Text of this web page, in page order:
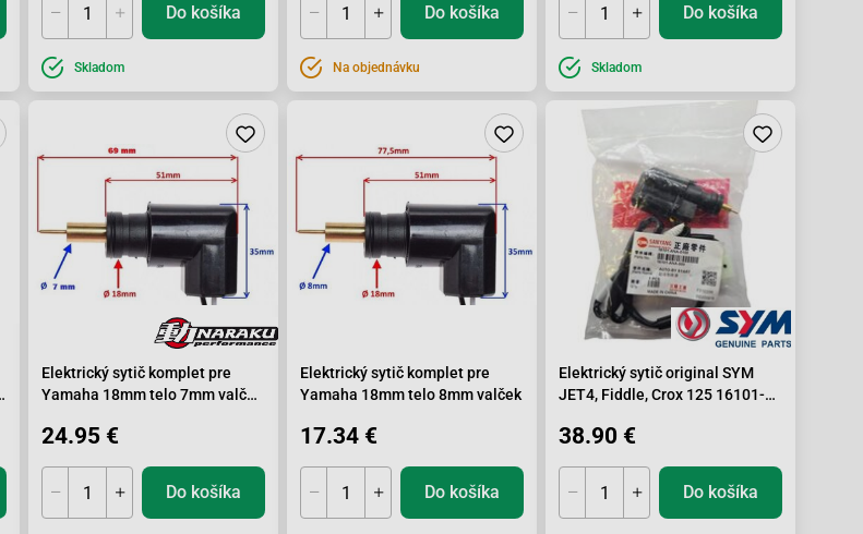
Do košíka
Skladom
Do košíka
Na objednávku
Do košíka
Skladom
Elektrický sytič komplet pre
Yamaha 18mm telo 7mm valček
24.95 €
Do košíka
Elektrický sytič komplet pre
Yamaha 18mm telo 8mm valček
17.34 €
Do košíka
Elektrický sytič original SYM
JET4, Fiddle, Crox 125 16101-
38.90 €
Do košíka